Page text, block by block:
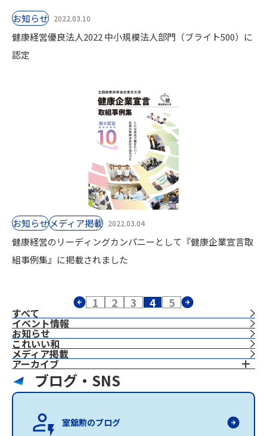
すべて
イベント情報
お知らせ
これいい和
⁨⁩メディア掲載
アーカイブ
お知らせ 2022.03.10
健康経営優良法人2022 中小規模法人部門（ブライト500）に
認定
お知らせ⁨⁩メディア掲載 2022.03.04
健康経営のリーディングカンパニーとして『健康企業宣言取
組事例集』に掲載されました
1 2 3 4 5
ブログ・SNS
室舘勲のブログ